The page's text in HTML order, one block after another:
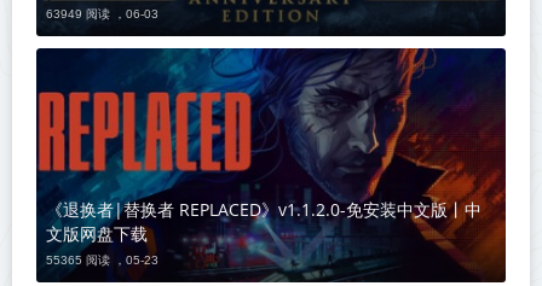
63949 阅读 ， 06-03
《退换者|替换者 REPLACED》v1.1.2.0-免安装中文版丨中
文版网盘下载
55365 阅读 ， 05-23